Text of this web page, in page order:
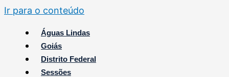
Ir para o conteúdo
Águas Lindas
Goiás
Distrito Federal
Sessões